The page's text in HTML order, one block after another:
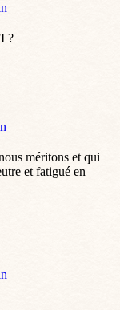
?
méritons et qui
et fatigué en